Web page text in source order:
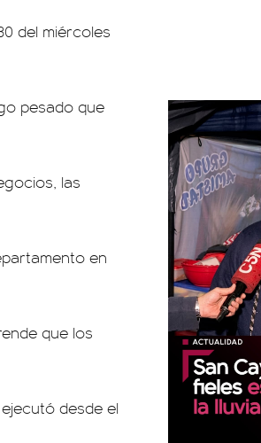
del miércoles
pesado que
las
en
que los
desde el